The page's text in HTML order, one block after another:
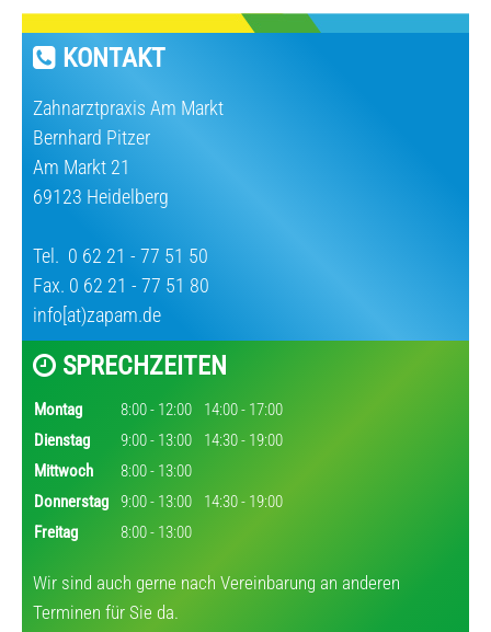
KONTAKT
Zahnarztpraxis Am Markt
Bernhard Pitzer
Am Markt 21
69123 Heidelberg
Tel. 0 62 21 - 77 51 50
Fax. 0 62 21 - 77 51 80
info[at)zapam.de
SPRECHZEITEN
Montag 8:00 - 12:00
14:00 - 17:00
Dienstag
9:00 - 13:00
14:30 - 19:00
Mittwoch
8:00 - 13:00
Donnerstag
9:00 - 13:00
14:30 - 19:00
Freitag
8:00 - 13:00
Wir sind auch gerne nach Vereinbarung an anderen
Terminen für Sie da.